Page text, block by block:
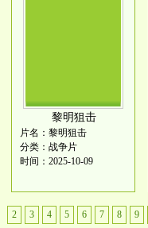
黎明狙击
片名：黎明狙击
分类：战争片
时间：2025-10-09
2 3 4 5 6 7 8 9